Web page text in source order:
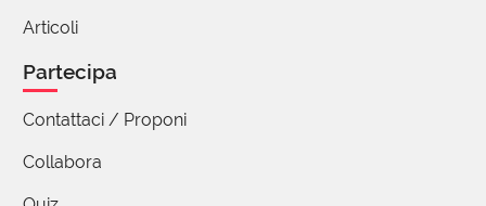
Articoli
Partecipa
Contattaci / Proponi
Collabora